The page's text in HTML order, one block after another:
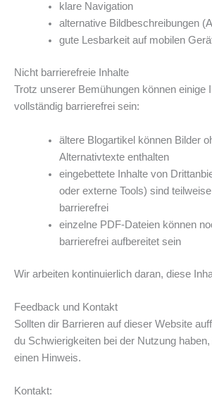
klare Navigation
alternative Bildbeschreibungen
gute Lesbarkeit auf mobilen
Nicht barrierefreie Inhalte
Trotz unserer Bemühungen können einige
vollständig barrierefrei sein:
ältere Blogartikel können Bilder
Alternativtexte enthalten
eingebettete Inhalte von
oder externe Tools) sind
barrierefrei
einzelne PDF-Dateien können
barrierefrei aufbereitet sein
Wir arbeiten kontinuierlich daran, diese
Feedback und Kontakt
Sollten dir Barrieren auf dieser Website
du Schwierigkeiten bei der Nutzung
einen Hinweis.
Kontakt: